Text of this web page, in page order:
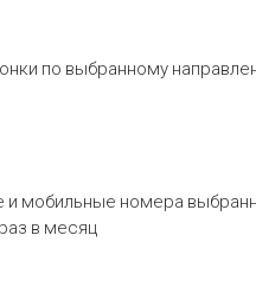
по выбранному
и мобильные номера
в месяц